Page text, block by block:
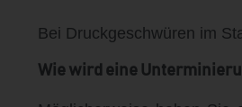
Bei Druckgeschwüren im
Wie wird eine